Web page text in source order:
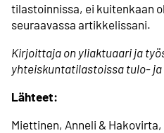
tilastoinnissa, ei kuitenkaan
seuraavassa artikkelissani.
Kirjoittaja on yliaktuaari ja
yhteiskuntatilastoissa tulo-
Lähteet:
Miettinen, Anneli &